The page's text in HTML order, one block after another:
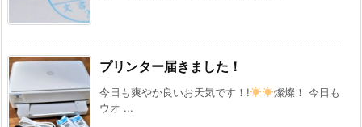
プリンター届きました！
今日も爽やか良いお天気です！!
燦燦！ 今日も
ウオ ...